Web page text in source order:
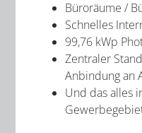
Büroräume /
Schnelles
99,76 kWp
Zentraler
Anbindung an
Und das alles